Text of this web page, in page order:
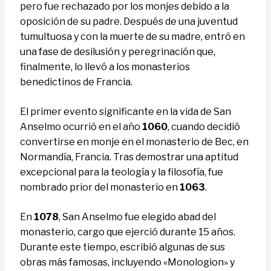
pero fue rechazado por los monjes debido a la
oposición de su padre. Después de una juventud
tumultuosa y con la muerte de su madre, entró en
una fase de desilusión y peregrinación que,
finalmente, lo llevó a los monasterios
benedictinos de Francia.
El primer evento significante en la vida de San
Anselmo ocurrió en el año 1060, cuando decidió
convertirse en monje en el monasterio de Bec, en
Normandía, Francia. Tras demostrar una aptitud
excepcional para la teología y la filosofía, fue
nombrado prior del monasterio en 1063.
En 1078, San Anselmo fue elegido abad del
monasterio, cargo que ejerció durante 15 años.
Durante este tiempo, escribió algunas de sus
obras más famosas, incluyendo «Monologion» y